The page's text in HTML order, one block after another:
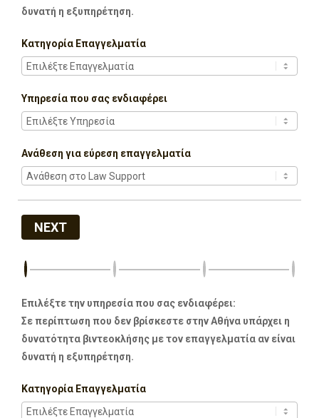
δυνατή η εξυπηρέτηση.
Κατηγορία Επαγγελματία
Υπηρεσία που σας ενδιαφέρει
Ανάθεση για εύρεση επαγγελματία
NEXT
Επιλέξτε την υπηρεσία που σας ενδιαφέρει:
Σε περίπτωση που δεν βρίσκεστε στην Αθήνα υπάρχει η
δυνατότητα βιντεοκλήσης με τον επαγγελματία αν είναι
δυνατή η εξυπηρέτηση.
Κατηγορία Επαγγελματία